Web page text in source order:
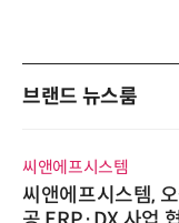
브랜드 뉴스룸
씨앤에프시스템
씨앤에프시스템,